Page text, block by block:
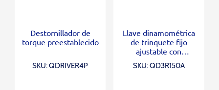
Destornillador de
torque preestablecido
SKU: QDRIVER4P
Llave dinamométrica
de trinquete fijo
ajustable con
“(30-150 ft-lb)
SKU: QD3R150A